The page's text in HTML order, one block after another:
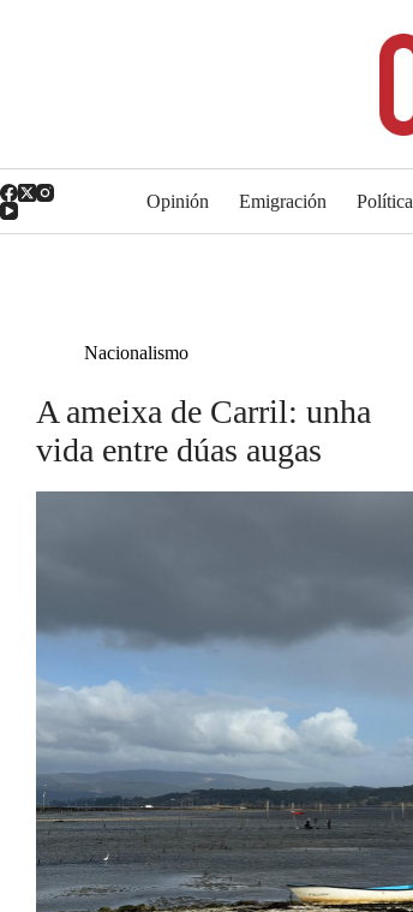
Opinión Emigración Política
Nacionalismo
A ameixa de Carril: unha
vida entre dúas augas